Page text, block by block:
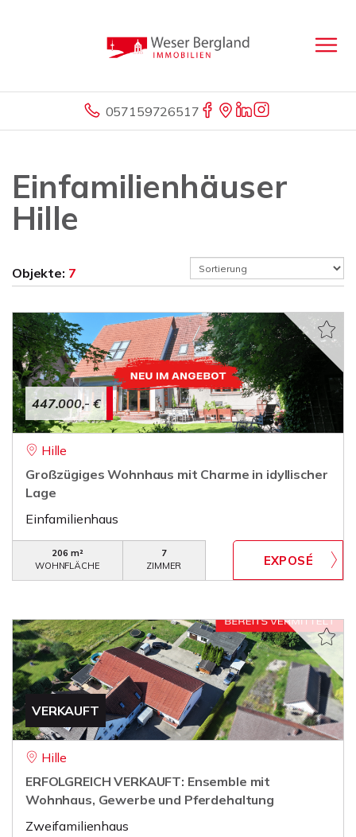
057159726517
Einfamilienhäuser
Hille
Objekte: 7
447.000,- €
Hille
Großzügiges Wohnhaus mit Charme in idyllischer
Lage
Einfamilienhaus
206 m²
WOHNFLÄCHE
7
ZIMMER
VERKAUFT
Hille
ERFOLGREICH VERKAUFT: Ensemble mit
Wohnhaus, Gewerbe und Pferdehaltung
Zweifamilienhaus